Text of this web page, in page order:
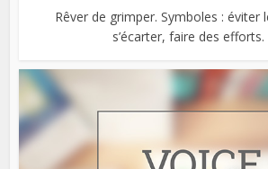
Rêver de grimper. Symboles : éviter
s’écarter, faire des efforts.